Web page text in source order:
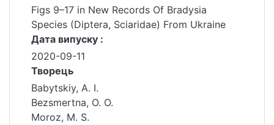
Figs 9–17 in New Records Of Bradysia
Species (Diptera, Sciaridae) From Ukraine
Дата випуску :
2020-09-11
Творець
Babytskiy, A. I.
Bezsmertna, O. O.
Moroz, M. S.